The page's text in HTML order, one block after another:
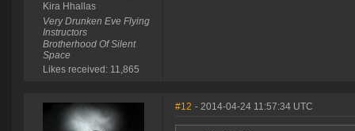
Kira Hhallas
Very Drunken Eve Flying
Instructors
Brotherhood Of Silent
Space
Likes received: 11,865
#12 - 2014-04-24 11:57:34 UTC